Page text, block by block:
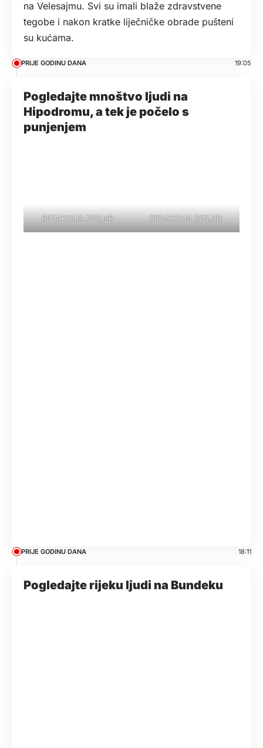
na Velesajmu. Svi su imali blaže zdravstvene
tegobe i nakon kratke liječničke obrade pušteni
su kućama.
PRIJE GODINU DANA 19:05
Pogledajte mnoštvo ljudi na
Hipodromu, a tek je počelo s
punjenjem
REDAKCIJA 023.HR REDAKCIJA 023.HR
PRIJE GODINU DANA 18:11
Pogledajte rijeku ljudi na Bundeku